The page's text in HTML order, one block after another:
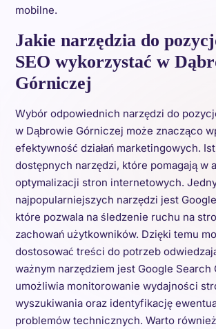
mobilne.
Jakie narzędzia do
SEO wykorzystać w
Górniczej
Wybór odpowiednich narzędzi do
w Dąbrowie Górniczej może znacząco
efektywność działań marketingowych.
dostępnych narzędzi, które pomagają w
optymalizacji stron internetowych.
najpopularniejszych narzędzi jest
które pozwala na śledzenie ruchu na
zachowań użytkowników. Dzięki temu
dostosować treści do potrzeb
ważnym narzędziem jest Google Search
umożliwia monitorowanie wydajności
wyszukiwania oraz identyfikację
problemów technicznych. Warto